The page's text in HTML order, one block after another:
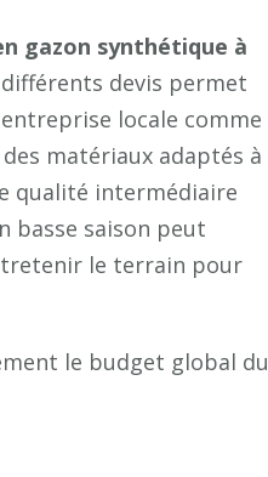
gazon synthétique à
devis permet
locale comme
matériaux adaptés à
qualité intermédiaire
basse saison peut
le terrain pour
le budget global du